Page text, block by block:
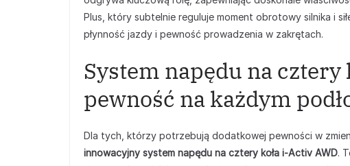
Plus, który subtelnie reguluje moment obrotowy silnika i
płynność jazdy i pewność prowadzenia w zakrętach.
System napędu na cztery
pewność na każdym
Dla tych, którzy potrzebują dodatkowej pewności w
innowacyjny system napędu na cztery koła i-Activ AWD.